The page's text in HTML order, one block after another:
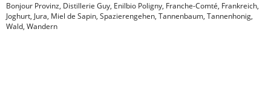
Bonjour Provinz, Distillerie Guy, Enilbio Poligny, Franche-Comté, Frankreich,
Joghurt, Jura, Miel de Sapin, Spazierengehen, Tannenbaum, Tannenhonig,
Wald, Wandern